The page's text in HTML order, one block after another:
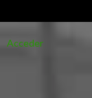
alAcceder